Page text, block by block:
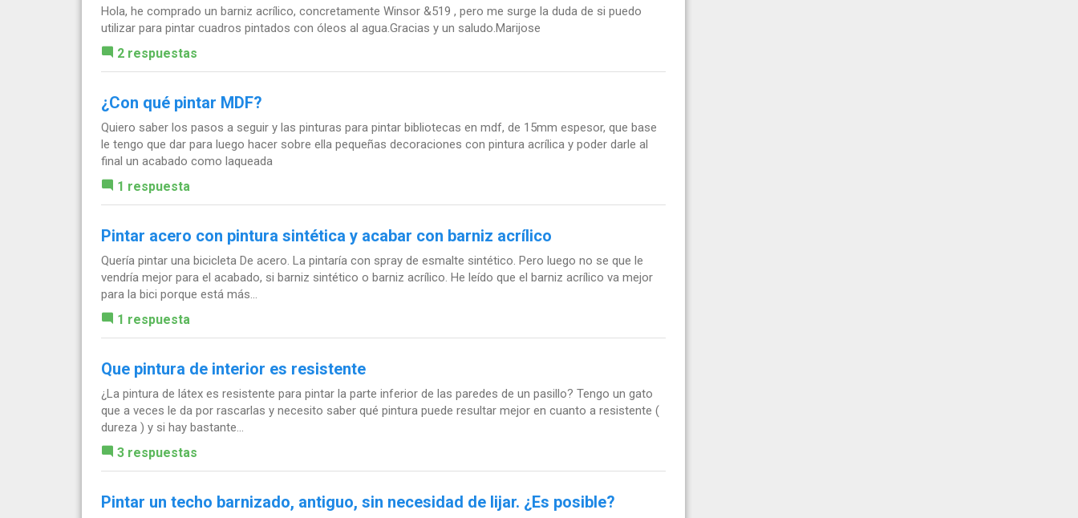
Hola, he comprado un barniz acrílico, concretamente Winsor &519 , pero me surge la duda de si puedo
utilizar para pintar cuadros pintados con óleos al agua.Gracias y un saludo.Marijose
2 respuestas
¿Con qué pintar MDF?
Quiero saber los pasos a seguir y las pinturas para pintar bibliotecas en mdf, de 15mm espesor, que base
le tengo que dar para luego hacer sobre ella pequeñas decoraciones con pintura acrílica y poder darle al
final un acabado como laqueada
1 respuesta
Pintar acero con pintura sintética y acabar con barniz acrílico
Quería pintar una bicicleta De acero. La pintaría con spray de esmalte sintético. Pero luego no se que le
vendría mejor para el acabado, si barniz sintético o barniz acrílico. He leído que el barniz acrílico va mejor
para la bici porque está más...
1 respuesta
Que pintura de interior es resistente
¿La pintura de látex es resistente para pintar la parte inferior de las paredes de un pasillo? Tengo un gato
que a veces le da por rascarlas y necesito saber qué pintura puede resultar mejor en cuanto a resistente (
dureza ) y si hay bastante...
3 respuestas
Pintar un techo barnizado, antiguo, sin necesidad de lijar. ¿Es posible?